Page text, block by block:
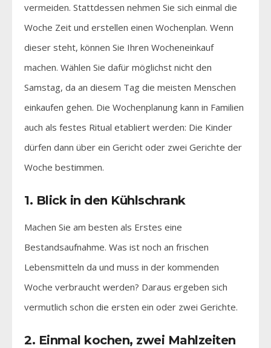
vermeiden. Stattdessen nehmen Sie sich einmal die
Woche Zeit und erstellen einen Wochenplan. Wenn
dieser steht, können Sie Ihren Wocheneinkauf
machen. Wählen Sie dafür möglichst nicht den
Samstag, da an diesem Tag die meisten Menschen
einkaufen gehen. Die Wochenplanung kann in Familien
auch als festes Ritual etabliert werden: Die Kinder
dürfen dann über ein Gericht oder zwei Gerichte der
Woche bestimmen.
1. Blick in den Kühlschrank
Machen Sie am besten als Erstes eine
Bestandsaufnahme. Was ist noch an frischen
Lebensmitteln da und muss in der kommenden
Woche verbraucht werden? Daraus ergeben sich
vermutlich schon die ersten ein oder zwei Gerichte.
2. Einmal kochen, zwei Mahlzeiten